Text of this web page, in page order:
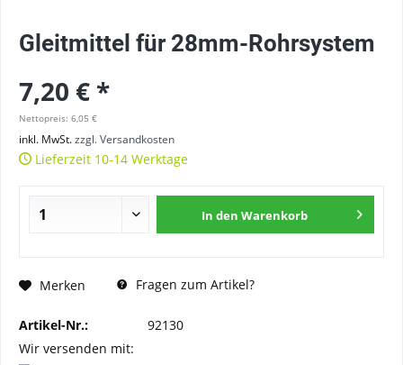
Gleitmittel für 28mm-Rohrsystem
7,20 € *
Nettopreis: 6,05 €
inkl. MwSt.zzgl. Versandkosten
Lieferzeit 10-14 Werktage
In den Warenkorb
Merken Fragen zum Artikel?
Artikel-Nr.:
92130
Wir versenden mit: